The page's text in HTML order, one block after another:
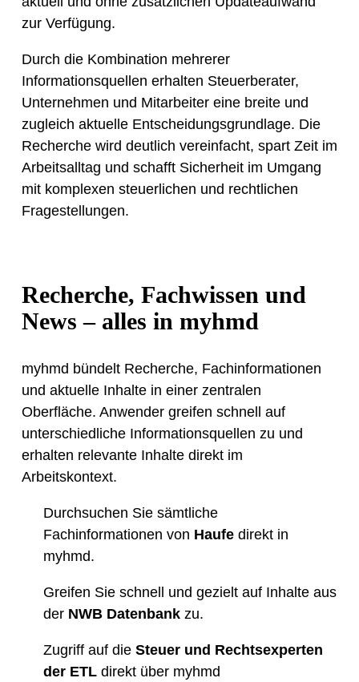
zur Verfügung.
Durch die Kombination mehrerer
Informationsquellen erhalten Steuerberater,
Unternehmen und Mitarbeiter eine breite und
zugleich aktuelle Entscheidungsgrundlage. Die
Recherche wird deutlich vereinfacht, spart Zeit im
Arbeitsalltag und schafft Sicherheit im Umgang
mit komplexen steuerlichen und rechtlichen
Fragestellungen.
Recherche, Fachwissen und
News – alles in myhmd
myhmd bündelt Recherche, Fachinformationen
und aktuelle Inhalte in einer zentralen
Oberfläche. Anwender greifen schnell auf
unterschiedliche Informationsquellen zu und
erhalten relevante Inhalte direkt im
Arbeitskontext.
Durchsuchen Sie sämtliche
Fachinformationen von Haufedirekt in
myhmd.
Greifen Sie schnell und gezielt auf Inhalte aus
der NWB Datenbankzu.
Zugriff auf die Steuer und Rechtsexperten
der ETLdirekt über myhmd